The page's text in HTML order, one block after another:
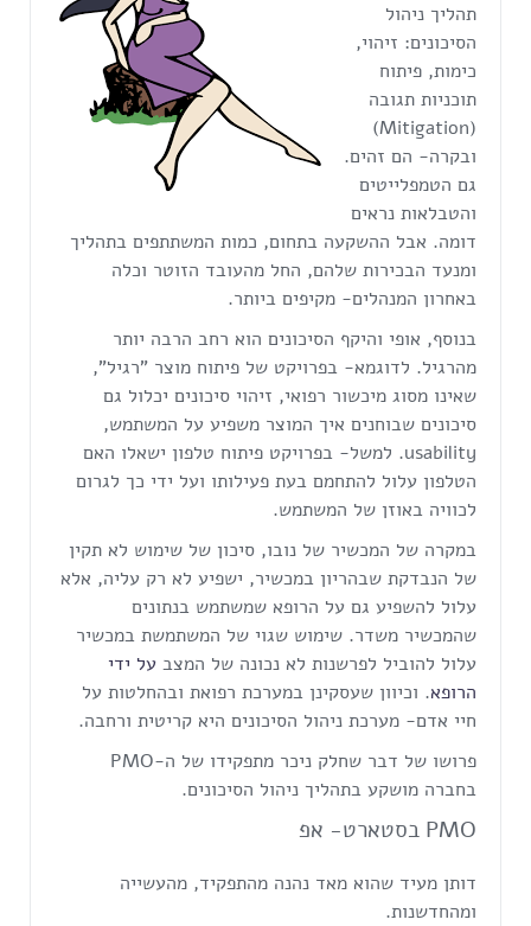
תהליך ניהול
הסיכונים: זיהוי,
כימות, פיתוח
תוכניות תגובה
(Mitigation)
ובקרה- הם זהים.
גם הטמפלייטים
והטבלאות נראים
דומה. אבל ההשקעה בתחום, כמות המשתתפים בתהליך
ומנעד הבכירות שלהם, החל מהעובד הזוטר וכלה
באחרון המנהלים- מקיפים ביותר.
בנוסף, אופי והיקף הסיכונים הוא רחב הרבה יותר
מהרגיל. לדוגמא- בפרויקט של פיתוח מוצר "רגיל",
שאינו מסוג מיכשור רפואי, זיהוי סיכונים יכלול גם
סיכונים שבוחנים איך המוצר משפיע על המשתמש,
usability. למשל- בפרויקט פיתוח טלפון ישאלו האם
הטלפון עלול להתחמם בעת פעילותו ועל ידי כך לגרום
לכוויה באוזן של המשתמש.
במקרה של המכשיר של נובו, סיכון של שימוש לא תקין
של הנבדקת שבהריון במכשיר, ישפיע לא רק עליה, אלא
עלול להשפיע גם על הרופא שמשתמש בנתונים
שהמכשיר משדר. שימוש שגוי של המשתמשת במכשיר
עלול להוביל לפרשנות לא נכונה של המצב על ידי
הרופא. וכיוון שעסקינן במערכת רפואת ובהחלטות על
חיי אדם- מערכת ניהול הסיכונים היא קריטית ורחבה.
פרושו של דבר שחלק ניכר מתפקידו של ה-PMO
בחברה מושקע בתהליך ניהול הסיכונים.
PMO בסטארט- אפ
דותן מעיד שהוא מאד נהנה מהתפקיד, מהעשייה
ומהחדשנות.